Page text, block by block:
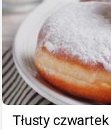
Tłusty